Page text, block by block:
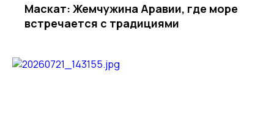
Маскат: Жемчужина Аравии, где море
встречается с традициями